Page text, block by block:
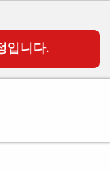
입니다.